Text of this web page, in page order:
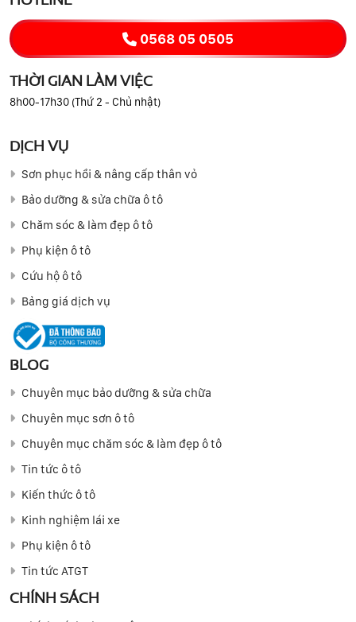
0568 05 0505
THỜI GIAN LÀM VIỆC
8h00-17h30 (Thứ 2 - Chủ nhật)
DỊCH VỤ
Sơn phục hồi & nâng cấp thân vỏ
Bảo dưỡng & sửa chữa ô tô
Chăm sóc & làm đẹp ô tô
Phụ kiện ô tô
Cứu hộ ô tô
Bảng giá dịch vụ
BLOG
Chuyên mục bảo dưỡng & sửa chữa
Chuyên mục sơn ô tô
Chuyên mục chăm sóc & làm đẹp ô tô
Tin tức ô tô
Kiến thức ô tô
Kinh nghiệm lái xe
Phụ kiện ô tô
Tin tức ATGT
CHÍNH SÁCH